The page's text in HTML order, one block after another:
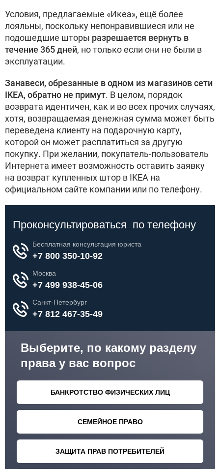
Условия, предлагаемые «Икеа», ещё более
лояльны, поскольку непонравившиеся или не
подошедшие шторы разрешается вернуть в
течение 365 дней, но только если они не были в
эксплуатации.
Занавеси, обрезанные в одном из магазинов сети
IKEA, обратно не примут. В целом, порядок
возврата идентичен, как и во всех прочих случаях,
хотя, возвращаемая денежная сумма может быть
переведена клиенту на подарочную карту,
которой он может расплатиться за другую
покупку. При желании, покупатель-пользователь
Интернета имеет возможность оставить заявку
на возврат купленных штор в IKEA на
официальном сайте компании или по телефону.